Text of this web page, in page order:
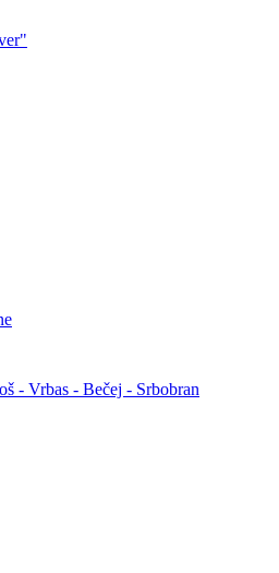
- Vrbas - Bečej - Srbobran